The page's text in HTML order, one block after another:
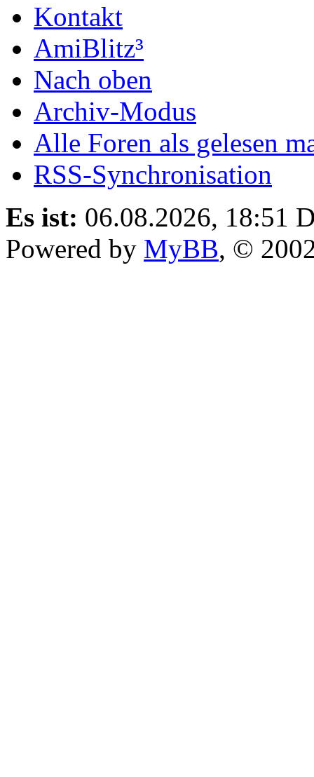
Kontakt
AmiBlitz³
Nach oben
Archiv-Modus
Alle Foren als gelesen
RSS-Synchronisation
Es ist: 06.08.2026, 18:51
Powered by MyBB, ©